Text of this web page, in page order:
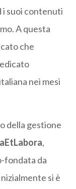
i suoi contenuti
A questa
che
nei mesi
della gestione
,
fondata da
si è